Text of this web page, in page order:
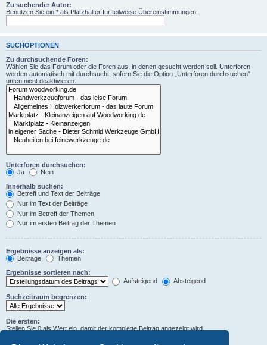
Zu suchender Autor:
Benutzen Sie ein * als Platzhalter für teilweise Übereinstimmungen.
SUCHOPTIONEN
Zu durchsuchende Foren:
Wählen Sie das Forum oder die Foren aus, in denen gesucht werden soll. Unterforen
werden automatisch mit durchsucht, sofern Sie die Option „Unterforen durchsuchen“
unten nicht deaktivieren.
Unterforen durchsuchen:
Ja
Nein
Innerhalb suchen:
Betreff und Text der Beiträge
Nur im Text der Beiträge
Nur im Betreff der Themen
Nur im ersten Beitrag der Themen
Ergebnisse anzeigen als:
Beiträge
Themen
Ergebnisse sortieren nach:
Aufsteigend
Absteigend
Suchzeitraum begrenzen:
Die ersten:
Stellen Sie 0 als Wert ein, damit der komplette Beitrag angezeigt wird.